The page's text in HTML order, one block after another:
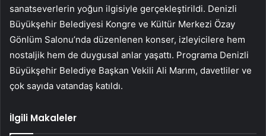
sanatseverlerin yoğun ilgisiyle gerçekleştirildi. Denizli
Büyükşehir Belediyesi Kongre ve Kültür Merkezi Özay
Gönlüm Salonu’nda düzenlenen konser, izleyicilere hem
nostaljik hem de duygusal anlar yaşattı. Programa Denizli
Büyükşehir Belediye Başkan Vekili Ali Marım, davetliler ve
çok sayıda vatandaş katıldı.
İlgili Makaleler